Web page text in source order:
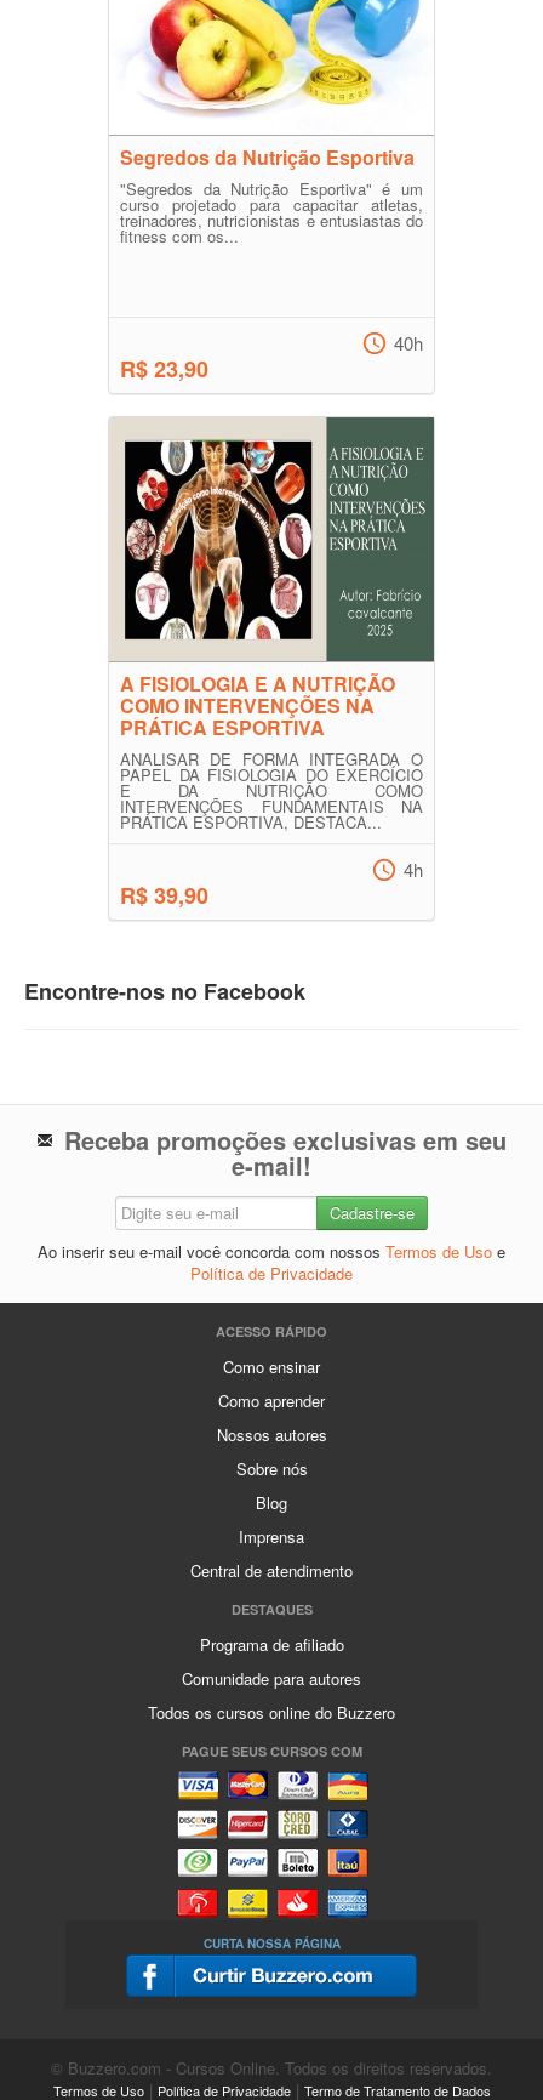
Segredos da Nutrição Esportiva
"Segredos da Nutrição Esportiva" é um
curso projetado para capacitar atletas,
treinadores, nutricionistas e entusiastas do
fitness com os...
R$ 23,90
40h
A FISIOLOGIA E A NUTRIÇÃO
COMO INTERVENÇÕES NA
PRÁTICA ESPORTIVA
ANALISAR DE FORMA INTEGRADA O
PAPEL DA FISIOLOGIA DO EXERCÍCIO
E DA NUTRIÇÃO COMO
INTERVENÇÕES FUNDAMENTAIS NA
PRÁTICA ESPORTIVA, DESTACA...
R$ 39,90
4h
Encontre-nos no Facebook
Receba promoções exclusivas em seu
e-mail!
Ao inserir seu e-mail você concorda com nossos Termos de Uso e
Política de Privacidade
ACESSO RÁPIDO
Como ensinar
Como aprender
Nossos autores
Sobre nós
Blog
Imprensa
Central de atendimento
DESTAQUES
Programa de afiliado
Comunidade para autores
Todos os cursos online do Buzzero
PAGUE SEUS CURSOS COM
CURTA NOSSA PÁGINA
© Buzzero.com - Cursos Online. Todos os direitos reservados.
Termos de Uso| Política de Privacidade| Termo de Tratamento de Dados